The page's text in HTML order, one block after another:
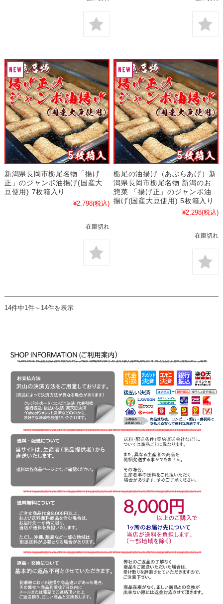
新潟県長岡市栃尾名物「揚げ
正」のジャンボ油揚げ(国産大
豆使用) 7枚箱入り
¥2,798(税込)
在庫切れ
栃尾の油揚げ（あぶらあげ）新
潟県長岡市栃尾名物 新潟のお
惣菜 「揚げ正」のジャンボ油
揚げ(国産大豆使用) 5枚箱入り
¥2,298(税込)
在庫切れ
14件中1件～14件を表示